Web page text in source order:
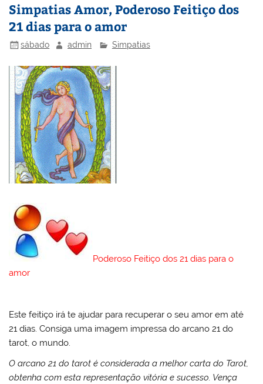
n o
o
k
ai
Simpatias Amor, Poderoso Feitiço dos
21 dias para o amor
sábado admin Simpatias
Poderoso Feitiço dos 21 dias para o
amor
Este feitiço irá te ajudar para recuperar o seu amor em até
21 dias. Consiga uma imagem impressa do arcano 21 do
tarot, o mundo.
O arcano 21 do tarot é considerada a melhor carta do Tarot,
obtenha com esta representação vitória e sucesso. Vença